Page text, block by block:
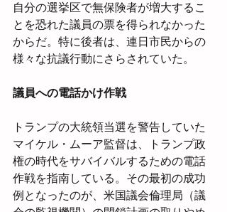
自分の選挙区で無保険者が増大するこ
とを恐れた議員の票を得られなかった
からだ。特に後者は、連日市民からの
様々な抗議行動にさらされていた。
議員への電話かけ作戦
トランプの大統領当選を警告していた
マイケル・ムーア監督は、トランプ政
権の時代をサバイバルするための電話
作戦を指南している。その最初の成功
例となったのが、米国議会倫理局（議